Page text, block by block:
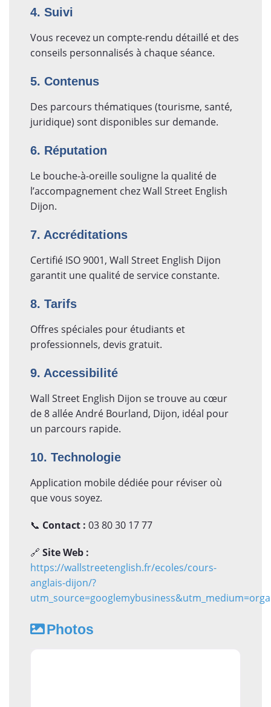
4. Suivi
Vous recevez un compte-rendu détaillé et des
conseils personnalisés à chaque séance.
5. Contenus
Des parcours thématiques (tourisme, santé,
juridique) sont disponibles sur demande.
6. Réputation
Le bouche-à-oreille souligne la qualité de
l’accompagnement chez Wall Street English
Dijon.
7. Accréditations
Certifié ISO 9001, Wall Street English Dijon
garantit une qualité de service constante.
8. Tarifs
Offres spéciales pour étudiants et
professionnels, devis gratuit.
9. Accessibilité
Wall Street English Dijon se trouve au cœur
de 8 allée André Bourland, Dijon, idéal pour
un parcours rapide.
10. Technologie
Application mobile dédiée pour réviser où
que vous soyez.
📞 Contact : 03 80 30 17 77
🔗 Site Web :
https://wallstreetenglish.fr/ecoles/cours-
anglais-dijon/?
Photos